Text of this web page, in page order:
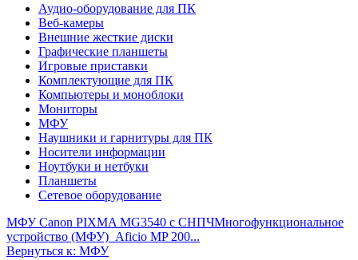
Аудио-оборудование для ПК
Веб-камеры
Внешние жесткие диски
Графические планшеты
Игровые приставки
Комплектующие для ПК
Компьютеры и моноблоки
Мониторы
МФУ
Наушники и гарнитуры для ПК
Носители информации
Ноутбуки и нетбуки
Планшеты
Сетевое оборудование
МФУ Canon PIXMA MG3540 с СНПЧМногофункциональное
устройство (МФУ)_Aficio MP 200...
Вернуться к: МФУ